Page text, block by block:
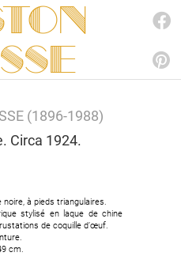
(1896-1988)
Circa 1924.
à pieds triangulaires.
stylisé en laque de chine
de coquille d’œuf.
cm.